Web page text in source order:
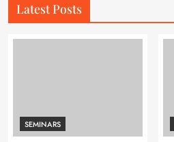
Latest Posts
SEMINARS